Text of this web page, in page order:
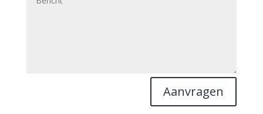
Aanvragen